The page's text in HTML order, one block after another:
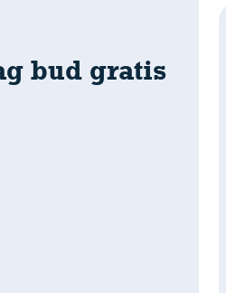
bud gratis